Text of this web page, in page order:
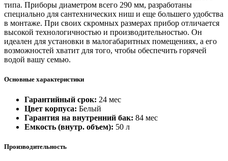
типа. Приборы диаметром всего 290 мм, разработаны
специально для сантехнических ниш и еще большего удобства
в монтаже. При своих скромных размерах прибор отличается
высокой технологичностью и производительностью. Он
идеален для установки в малогабаритных помещениях, а его
возможностей хватит для того, чтобы обеспечить горячей
водой вашу семью.
Основные характеристики
Гарантийный срок: 24 мес
Цвет корпуса: Белый
Гарантия на внутренний бак: 84 мес
Емкость (внутр. объем): 50 л
Производительность